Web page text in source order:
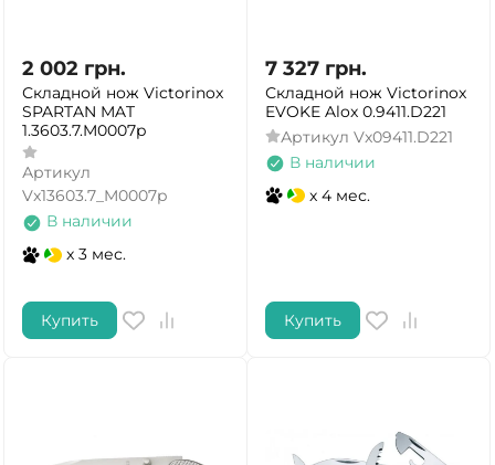
2 002 грн.
Складной нож Victorinox
SPARTAN MAT
1.3603.7.M0007p
Артикул
Vx13603.7_M0007p
В наличии
x 3 мес.
Купить
7 327 грн.
Складной нож Victorinox
EVOKE Alox 0.9411.D221
Артикул Vx09411.D221
В наличии
x 4 мес.
Купить